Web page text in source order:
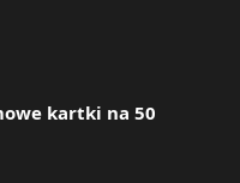
kartki na 50